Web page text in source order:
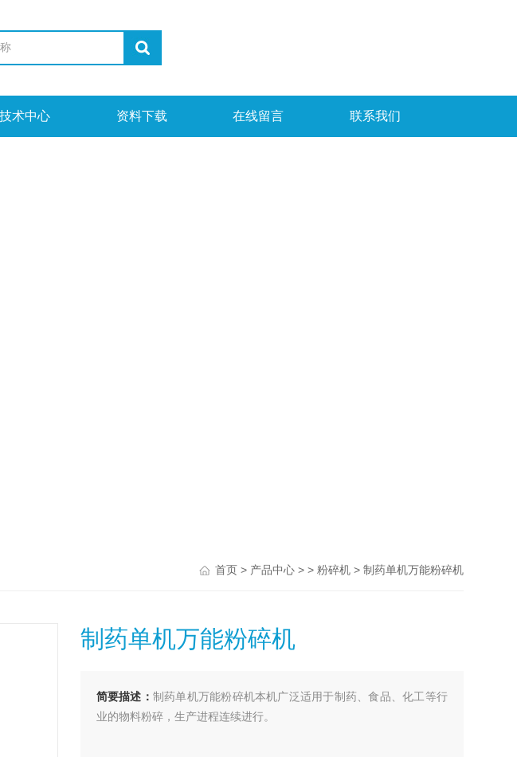
技术中心 资料下载 在线留言 联系我们
首页> 产品中心> > 粉碎机> 制药单机万能粉碎机
制药单机万能粉碎机
简要描述： 制药单机万能粉碎机本机广泛适用于制药、食品、化工等行
业的物料粉碎，生产进程连续进行。